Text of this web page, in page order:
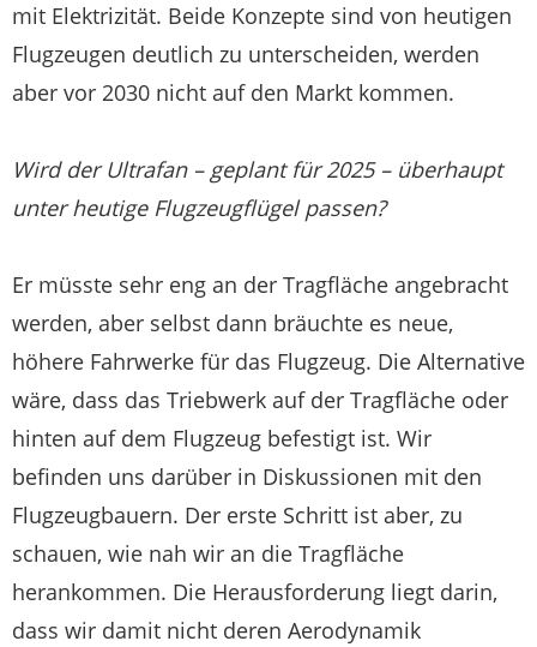
mit Elektrizität. Beide Konzepte sind von heutigen
Flugzeugen deutlich zu unterscheiden, werden
aber vor 2030 nicht auf den Markt kommen.
Wird der Ultrafan – geplant für 2025 – überhaupt
unter heutige Flugzeugflügel passen?
Er müsste sehr eng an der Tragfläche angebracht
werden, aber selbst dann bräuchte es neue,
höhere Fahrwerke für das Flugzeug. Die Alternative
wäre, dass das Triebwerk auf der Tragfläche oder
hinten auf dem Flugzeug befestigt ist. Wir
befinden uns darüber in Diskussionen mit den
Flugzeugbauern. Der erste Schritt ist aber, zu
schauen, wie nah wir an die Tragfläche
herankommen. Die Herausforderung liegt darin,
dass wir damit nicht deren Aerodynamik